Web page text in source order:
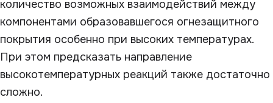
количество возможных взаимодействий между
компонентами образовавшегося огнезащитного
покрытия особенно при высоких температурах.
При этом предсказать направление
высокотемпературных реакций также достаточно
сложно.